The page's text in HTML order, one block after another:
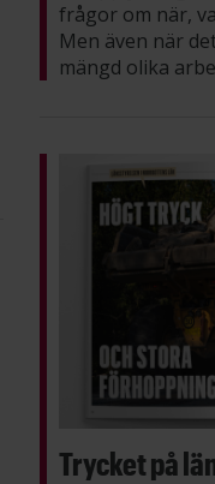
frågor om när,
Men även när
mängd olika
Trycket på